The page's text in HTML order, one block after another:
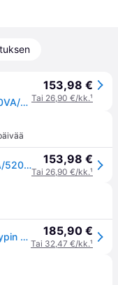
APC BE850G2-GR - Back-UPS - 850VA/520W - Line Interactive UPS
153,98 €
Tai 26,90 €/kk.¹
APC BE850G2-GR - Back-UPS - 850VA/520W - Line Interactive UPS 153,98 €
Tai 26,90 €/kk.¹
APC Back-UPS 850 VA, 230 V, USB-tyypin C ja A latausliitännät 185,90 €
Tai 32,47 €/kk.¹